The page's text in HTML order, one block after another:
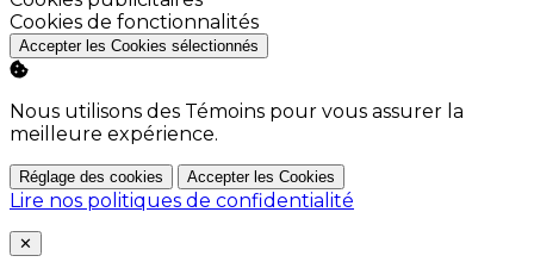
Activer
Cookies de fonctionnalités
Accepter les Cookies sélectionnés
Nous utilisons des Témoins pour vous assurer la
meilleure expérience.
Réglage des cookies Accepter les Cookies
Lire nos politiques de confidentialité
Close
✕